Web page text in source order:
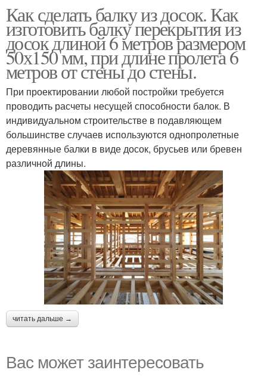
Как сделать балку из досок. Как
изготовить балку перекрытия из
досок длиной 6 метров размером
50х150 мм, при длине пролета 6
метров от стены до стены.
При проектировании любой постройки требуется
проводить расчеты несущей способности балок. В
индивидуальном строительстве в подавляющем
большинстве случаев используются однопролетные
деревянные балки в виде досок, брусьев или бревен
различной длины.
читать дальше →
Вас может заинтересовать